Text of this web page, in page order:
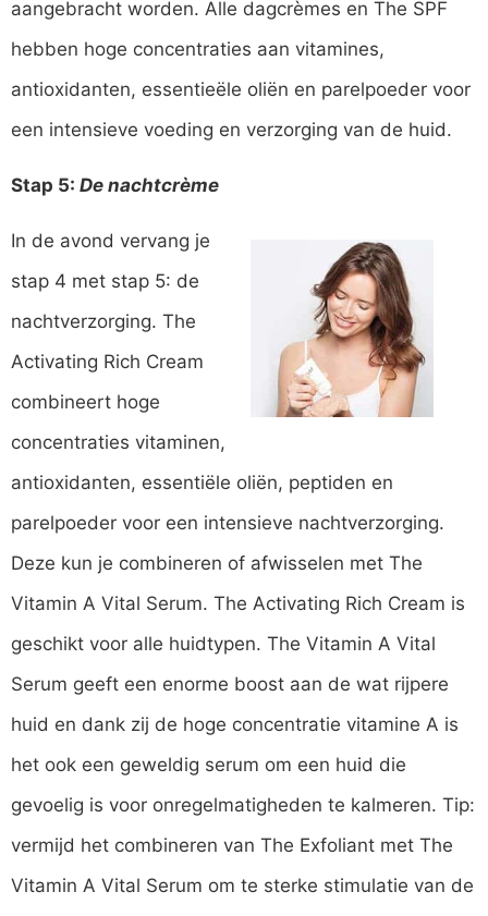
aangebracht worden. Alle dagcrèmes en The SPF
hebben hoge concentraties aan vitamines,
antioxidanten, essentieële oliën en parelpoeder voor
een intensieve voeding en verzorging van de huid.
Stap 5: De nachtcrème
In de avond vervang je
stap 4 met stap 5: de
nachtverzorging. The
Activating Rich Cream
combineert hoge
concentraties vitaminen,
antioxidanten, essentiële oliën, peptiden en
parelpoeder voor een intensieve nachtverzorging.
Deze kun je combineren of afwisselen met The
Vitamin A Vital Serum. The Activating Rich Cream is
geschikt voor alle huidtypen. The Vitamin A Vital
Serum geeft een enorme boost aan de wat rijpere
huid en dank zij de hoge concentratie vitamine A is
het ook een geweldig serum om een huid die
gevoelig is voor onregelmatigheden te kalmeren. Tip:
vermijd het combineren van The Exfoliant met The
Vitamin A Vital Serum om te sterke stimulatie van de